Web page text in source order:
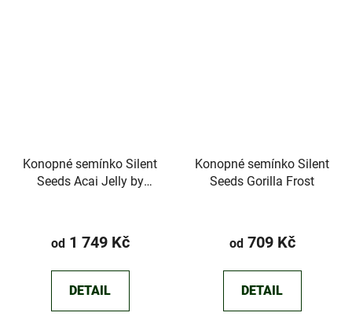
Konopné semínko Silent
Seeds Acai Jelly by
od1 749 Kč
DETAIL
Konopné semínko Silent
Seeds Gorilla Frost
hodnocení
je
2,9
od709 Kč
DETAIL